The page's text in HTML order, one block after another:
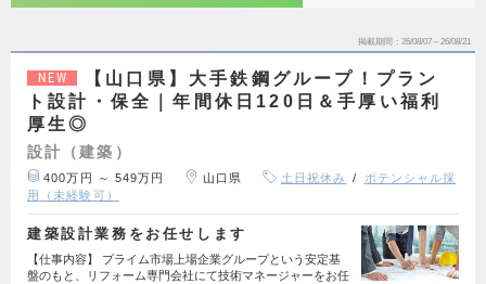
掲載期間 26/08/07～26/08/21
NEW
【山口県】大手鉄鋼グループ！プラン
ト設計・保全｜年間休日120日＆手厚い福利
厚生◎
設計（建築）
400万円 ～ 549万円 山口県 土日祝休み
ポテンシャル採
用（未経験可）
建築設計業務をお任せします
【仕事内容】 プライム市場上場企業グループという安定基
盤のもと、リフォーム専門会社にて技術マネージャーをお任